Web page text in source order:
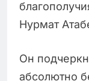
Нурмат
Он
абсолютно